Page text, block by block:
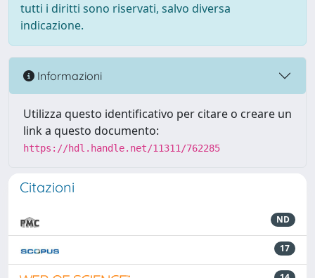
tutti i diritti sono riservati, salvo diversa
indicazione.
Informazioni
Utilizza questo identificativo per citare o creare un
link a questo documento:
https://hdl.handle.net/11311/762285
Citazioni
ND
17